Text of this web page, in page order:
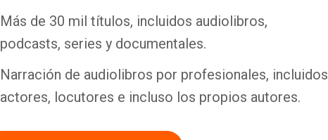
Más de 30 mil títulos, incluidos audiolibros,
podcasts, series y documentales.
Narración de audiolibros por profesionales, incluidos
actores, locutores e incluso los propios autores.